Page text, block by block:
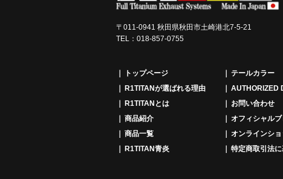
トップページ
R1TITANが選ばれる理由
R1TITANとは
商品紹介
商品一覧
R1TITAN青炎
テールカラー
AUTHORIZED
お問い合わせ
オフィシャル
オンラインシ
特定商取引法
〒011-0941 秋田県秋田市土崎港北7-5-21
TEL：018-857-0755